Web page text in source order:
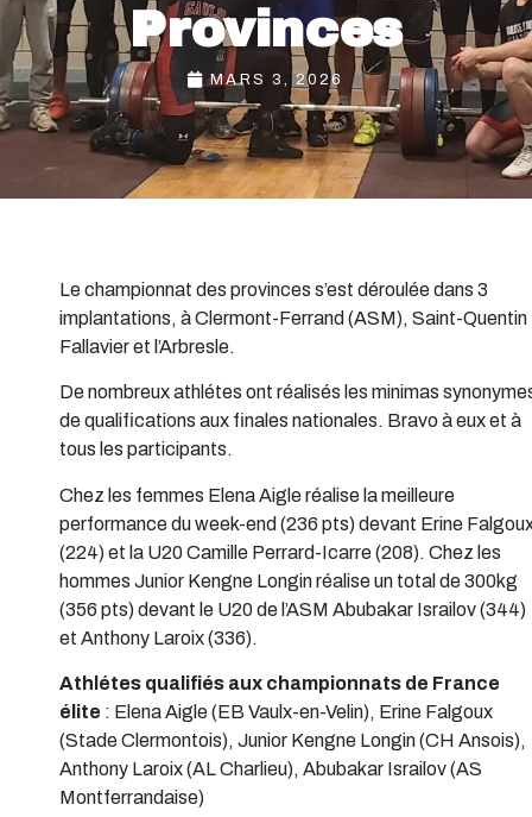
Provinces
MARS 3, 2026
Le championnat des provinces s’est déroulée dans 3
implantations, à Clermont-Ferrand (ASM), Saint-Quentin
Fallavier et l’Arbresle.
De nombreux athlétes ont réalisés les minimas
de qualifications aux finales nationales. Bravo à eux et à
tous les participants.
Chez les femmes Elena Aigle réalise la meilleure
performance du week-end (236 pts) devant Erine
(224) et la U20 Camille Perrard-Icarre (208). Chez les
hommes Junior Kengne Longin réalise un total de 300kg
(356 pts) devant le U20 de l’ASM Abubakar Israilov (344)
et Anthony Laroix (336).
Athlétes qualifiés aux championnats de France
élite : Elena Aigle (EB Vaulx-en-Velin), Erine Falgoux
(Stade Clermontois), Junior Kengne Longin (CH Ansois),
Anthony Laroix (AL Charlieu), Abubakar Israilov (AS
Montferrandaise)